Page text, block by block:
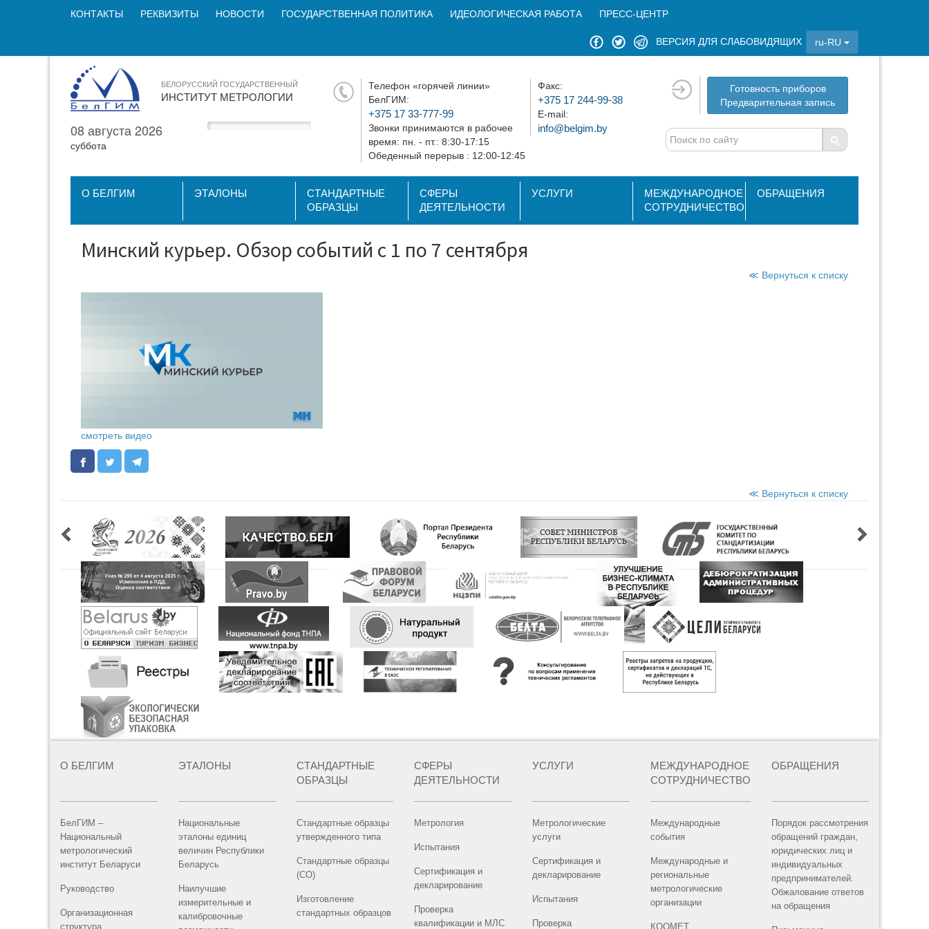
КОНТАКТЫ РЕКВИЗИТЫ НОВОСТИ ГОСУДАРСТВЕННАЯ ПОЛИТИКА ИДЕОЛОГИЧЕСКАЯ РАБОТА ПРЕСС-ЦЕНТР
ВЕРСИЯ ДЛЯ СЛАБОВИДЯЩИХ ru-RU
БЕЛОРУССКИЙ ГОСУДАРСТВЕННЫЙ
ИНСТИТУТ МЕТРОЛОГИИ
08 августа 2026
суббота
Телефон «горячей линии»
БелГИМ:
+375 17 33-777-99
Звонки принимаются в рабочее
время: пн. - пт.: 8:30-17:15
Обеденный перерыв : 12:00-12:45
Факс:
+375 17 244-99-38
E-mail:
info@belgim.by
Готовность приборов
Предварительная запись
О БЕЛГИМ ЭТАЛОНЫ
СТАНДАРТНЫЕ
ОБРАЗЦЫ
СФЕРЫ
ДЕЯТЕЛЬНОСТИ
УСЛУГИ
МЕЖДУНАРОДНОЕ
СОТРУДНИЧЕСТВО
ОБРАЩЕНИЯ
Минский курьер. Обзор событий с 1 по 7 сентября
≪ Вернуться к списку
смотреть видео
≪ Вернуться к списку
О БЕЛГИМ
БелГИМ –
Национальный
метрологический
институт Беларуси
Руководство
Организационная
структура
ЭТАЛОНЫ
Национальные
эталоны единиц
величин Республики
Беларусь
Наилучшие
измерительные и
калибровочные
СТАНДАРТНЫЕ
ОБРАЗЦЫ
Стандартные образцы
утвержденного типа
Стандартные образцы
(СО)
Изготовление
стандартных образцов
СФЕРЫ
ДЕЯТЕЛЬНОСТИ
Метрология
Испытания
Сертификация и
декларирование
Проверка
квалификации и МЛС
УСЛУГИ
Метрологические
услуги
Сертификация и
декларирование
Испытания
Проверка
МЕЖДУНАРОДНОЕ
СОТРУДНИЧЕСТВО
Международные
события
Международные и
региональные
метрологические
организации
КООМЕТ
ОБРАЩЕНИЯ
Порядок рассмотрения
обращений граждан,
юридических лиц и
индивидуальных
предпринимателей.
Обжалование ответов
на обращения